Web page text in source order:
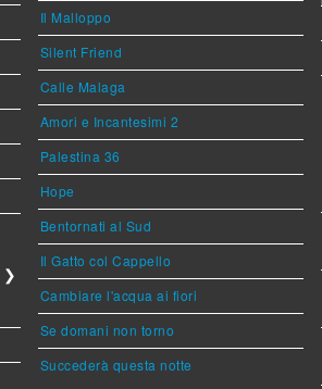
❯
Il Malloppo
Silent Friend
Calle Malaga
Amori e Incantesimi 2
Palestina 36
Hope
Bentornati al Sud
Il Gatto col Cappello
Cambiare l'acqua ai fiori
Se domani non torno
Succederà questa notte